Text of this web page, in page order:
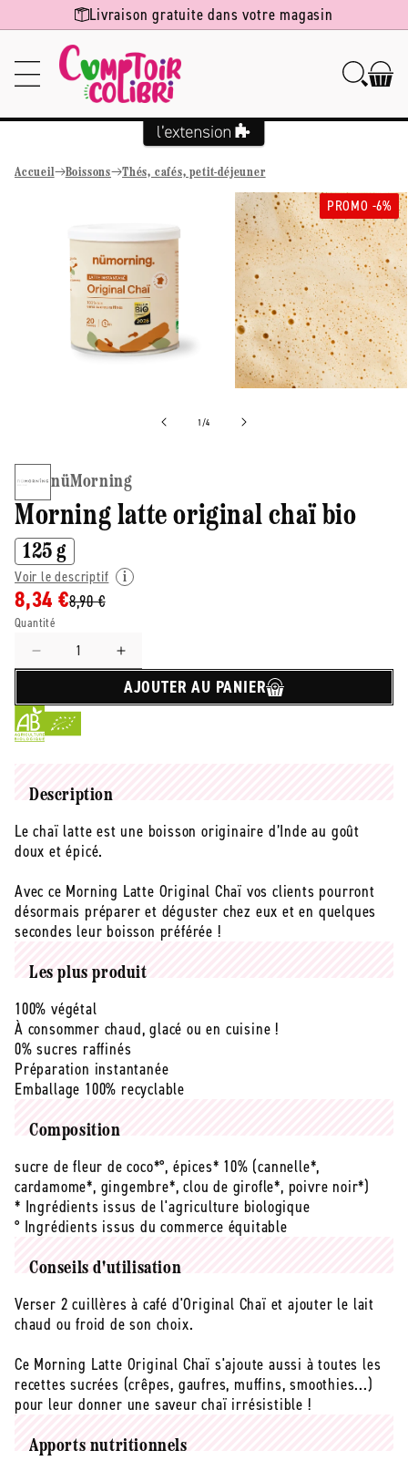
Ignorer et
passer au Livraison gratuite dans votre magasin
Accueil Boissons Thés, cafés, petit-déjeuner
PROMO -6%
1 /de4
nüMorning
Morning latte original chaï bio
125 g
Voir le descriptif
8,34 €8,90 €
Quantité
Réduire
de
Nümorning
Morning
original
chaï
-
125
g
Augmenter
la
quantité
original
-
125
g
AJOUTER AU PANIER
Description
Le chaï latte est une boisson originaire d’Inde au goût
doux et épicé.
Avec ce Morning Latte Original Chaï vos clients pourront
désormais préparer et déguster chez eux et en quelques
secondes leur boisson préférée !
Les plus produit
100% végétal
À consommer chaud, glacé ou en cuisine !
0% sucres raffinés
Préparation instantanée
Emballage 100% recyclable
Composition
sucre de fleur de coco*°, épices* 10% (cannelle*,
cardamome*, gingembre*, clou de girofle*, poivre noir*)
* Ingrédients issus de l'agriculture biologique
° Ingrédients issus du commerce équitable
Conseils d'utilisation
Verser 2 cuillères à café d'Original Chaï et ajouter le lait
chaud ou froid de son choix.
Ce Morning Latte Original Chaï s'ajoute aussi à toutes les
recettes sucrées (crêpes, gaufres, muffins, smoothies...)
pour leur donner une saveur chaï irrésistible !
Apports nutritionnels